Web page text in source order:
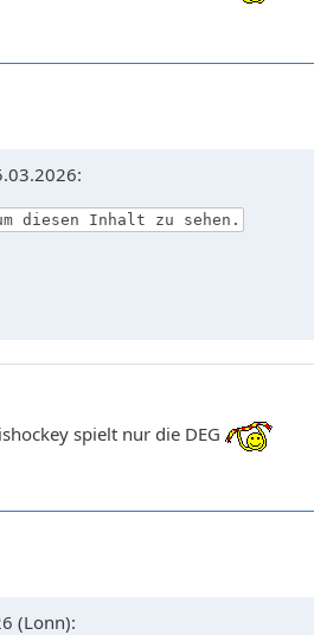
diesen Inhalt zu sehen.
spielt nur die DEG
(Lonn):